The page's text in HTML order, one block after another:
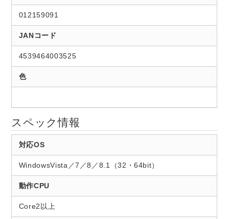
012159091
JANコード
4539464003525
色
スペック情報
対応OS
WindowsVista／7／8／8.1（32・64bit）
動作CPU
Core2以上